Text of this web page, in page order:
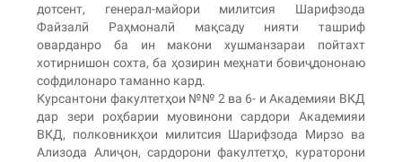
дотсент, генерал-майори милитсия Шарифзода
Файзалӣ Раҳмоналӣ мақсаду нияти ташриф
оварданро ба ин макони хушманзараи пойтахт
хотирнишон сохта, ба ҳозирин меҳнати бовиҷдононаю
софдилонаро таманно кард.
Курсантони факултетҳои №№ 2 ва 6- и Академияи ВКД
дар зери роҳбарии муовинони сардори Академияи
ВКД, полковникҳои милитсия Шарифзода Мирзо ва
Ализода Алиҷон, сардорони факултетҳо, кураторони